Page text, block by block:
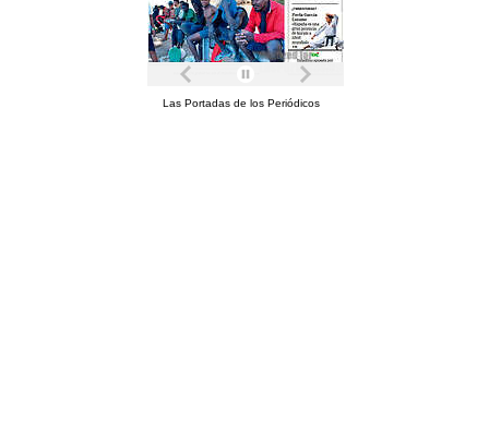
Las Portadas de los Periódicos